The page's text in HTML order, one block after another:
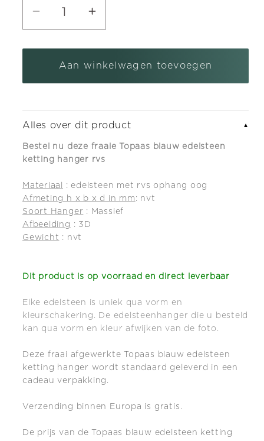
Aantal
voor
Topaas
blauw
ketting
hanger
rvs
Aantal
voor
Topaas
blauw
ketting
hanger
rvs
Aan winkelwagen toevoegen
Alles over dit product ▼
Bestel nu deze fraaie Topaas blauw edelsteen
ketting hanger rvs
Materiaal
: edelsteen met rvs ophang oog
Afmeting h x b x d in mm : nvt
Soort Hanger : Massief
Afbeelding : 3D
Gewicht : nvt
Dit product is op voorraad en direct leverbaar
Elke edelsteen is uniek qua vorm en
kleurschakering. De edelsteenhanger die u besteld
kan qua vorm en kleur afwijken van de foto.
Deze fraai afgewerkte Topaas blauw edelsteen
ketting hanger wordt standaard geleverd in een
cadeau verpakking.
Verzending binnen Europa is gratis.
De prijs van de Topaas blauw edelsteen ketting